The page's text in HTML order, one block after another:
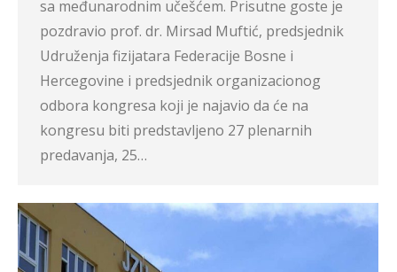
sa međunarodnim učešćem. Prisutne goste je
pozdravio prof. dr. Mirsad Muftić, predsjednik
Udruženja fizijatara Federacije Bosne i
Hercegovine i predsjednik organizacionog
odbora kongresa koji je najavio da će na
kongresu biti predstavljeno 27 plenarnih
predavanja, 25…